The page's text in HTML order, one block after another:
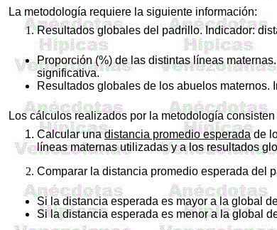
La metodología requiere la siguiente información:
Resultados globales del padrillo. Indicador:
Proporción (%) de las distintas líneas
significativa.
Resultados globales de los abuelos
Los cálculos realizados por la metodología
Calcular unadistancia promedio esperadade
líneas maternas utilizadas y a los resultados
Comparar la distancia promedio esperada del
Si la distancia esperada es mayor a la global
Si la distancia esperada es menor a la global